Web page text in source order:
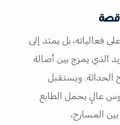
قصة
فعالياته، بل يمتد إلى
الذي يمزج بين أصالة
الحداثة. ويستقبل
عالٍ يحمل الطابع
بين المسارح،